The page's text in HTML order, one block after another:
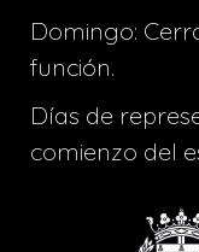
Domingo:
función.
Días de
comienzo del